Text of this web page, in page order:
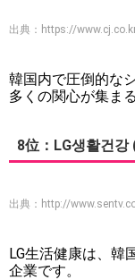
出典： https://
韓国内で圧倒的な
多くの関心が集ま
8位：LG생활건강
出典： http://
LG生活健康は、韓
企業です。